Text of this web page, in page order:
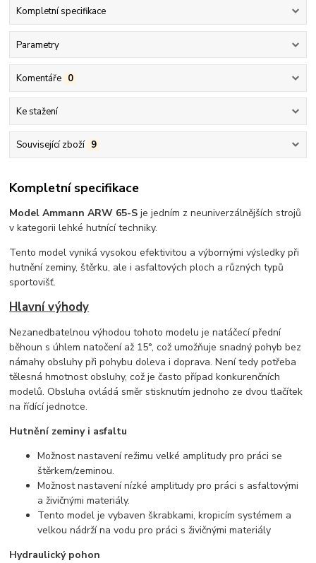
Kompletní specifikace
Parametry
Komentáře 0
Ke stažení
Související zboží 9
Kompletní specifikace
Model Ammann ARW 65-Sje jedním z neuniverzálnějších strojů
v kategorii lehké hutnící techniky.
Tento model vyniká vysokou efektivitou a výbornými výsledky při
hutnění zeminy, štěrku, ale i asfaltových ploch a různých typů
sportovišť.
Hlavní výhody
Nezanedbatelnou výhodou tohoto modelu je natáčecí přední
běhoun s úhlem natočení až 15°, což umožňuje snadný pohyb bez
námahy obsluhy při pohybu doleva i doprava. Není tedy potřeba
tělesná hmotnost obsluhy, což je často případ konkurenčních
modelů. Obsluha ovládá směr stisknutím jednoho ze dvou tlačítek
na řídící jednotce.
Hutnění zeminy i asfaltu
Možnost nastavení režimu velké amplitudy pro práci se
štěrkem/zeminou.
Možnost nastavení nízké amplitudy pro práci s asfaltovými
a živičnými materiály.
Tento model je vybaven škrabkami, kropicím systémem a
velkou nádrží na vodu pro práci s živičnými materiály
Hydraulický pohon